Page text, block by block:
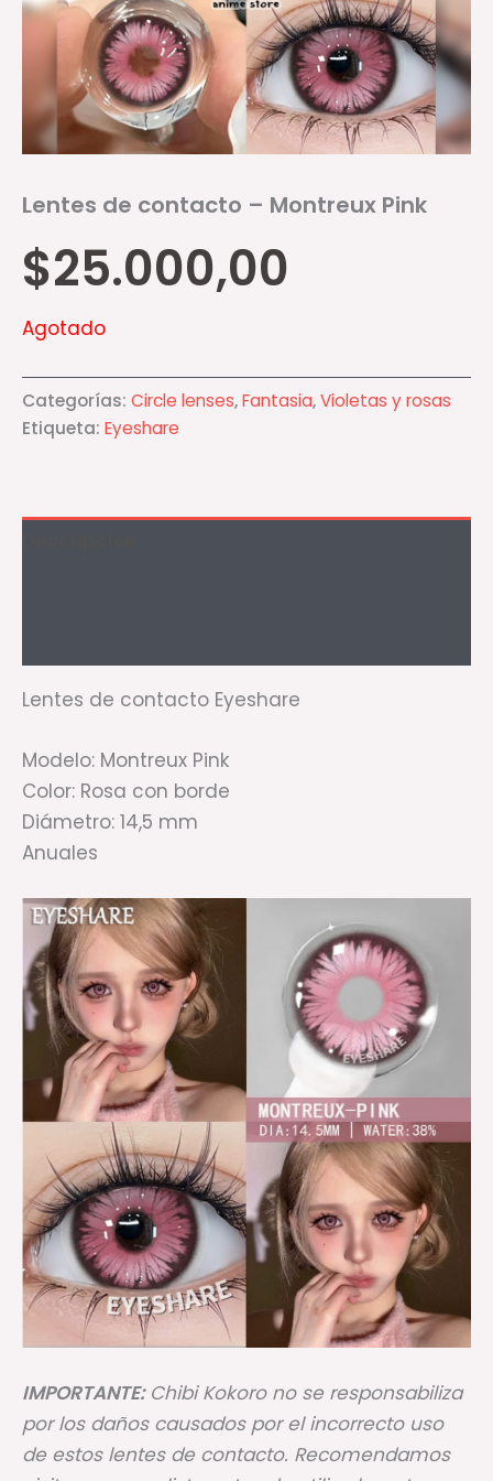
Lentes de contacto – Montreux Pink
$25.000,00
Agotado
Categorías: Circle lenses,Fantasia,Violetas y rosas
Etiqueta: Eyeshare
Lentes de contacto Eyeshare
Modelo: Montreux Pink
Color: Rosa con borde
Diámetro: 14,5 mm
Anuales
IMPORTANTE:Chibi Kokoro no se responsabiliza
por los daños causados por el incorrecto uso
de estos lentes de contacto. Recomendamos